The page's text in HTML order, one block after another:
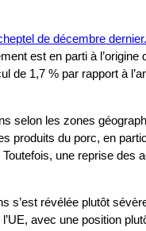
de décembre dernier.
est en parti à
1,7 % par rapport à
les zones
du porc, en
une reprise
révélée plutôt
avec une position